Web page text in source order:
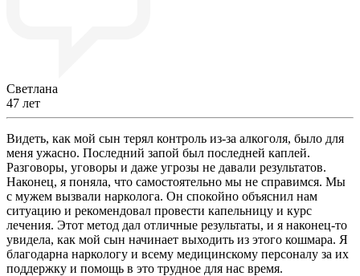
Светлана
47 лет
Видеть, как мой сын терял контроль из-за алкоголя, было для
меня ужасно. Последний запой был последней каплей.
Разговоры, уговоры и даже угрозы не давали результатов.
Наконец, я поняла, что самостоятельно мы не справимся. Мы
с мужем вызвали нарколога. Он спокойно объяснил нам
ситуацию и рекомендовал провести капельницу и курс
лечения. Этот метод дал отличные результаты, и я наконец-то
увидела, как мой сын начинает выходить из этого кошмара. Я
благодарна наркологу и всему медицинскому персоналу за их
поддержку и помощь в это трудное для нас время.